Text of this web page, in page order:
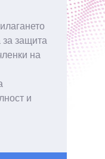
защита
на
и